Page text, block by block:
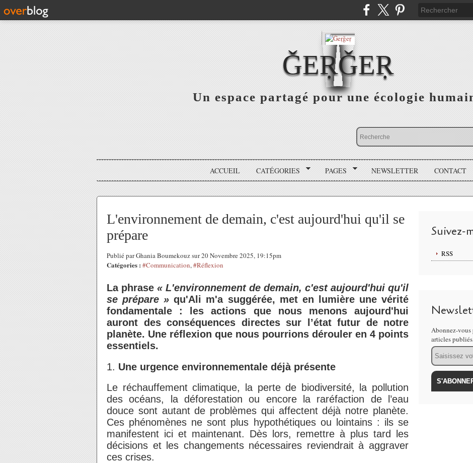
ǦEṚǦEṚ
Un espace partagé pour une écologie
ACCUEIL CATÉGORIES PAGES NEWSLETTER CONTACT
L'environnement de demain, c'est aujourd'hui qu'il se
prépare
Publié par Ghania Boumekouz sur 20 Novembre 2025, 19:15pm
Catégories : #Communication,#Réflexion
La phrase « L'environnement de demain, c'est aujourd'hui qu'il
se prépare » qu'Ali m'a suggérée, met en lumière une vérité
fondamentale : les actions que nous menons aujourd'hui
auront des conséquences directes sur l’état futur de notre
planète. Une réflexion que nous pourrions dérouler en 4 points
essentiels.
1. Une urgence environnementale déjà présente
Le réchauffement climatique, la perte de biodiversité, la pollution
des océans, la déforestation ou encore la raréfaction de l’eau
douce sont autant de problèmes qui affectent déjà notre planète.
Ces phénomènes ne sont plus hypothétiques ou lointains : ils se
manifestent ici et maintenant. Dès lors, remettre à plus tard les
décisions et les changements nécessaires reviendrait à aggraver
ces crises.
Suivez-
RSS
Abonnez-vous
articles
Email